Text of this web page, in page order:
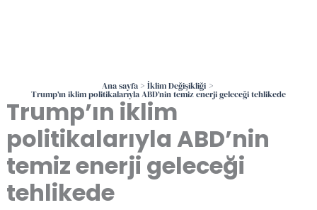
Ana sayfa İklim Değişikliği
Trump’ın iklim politikalarıyla ABD’nin temiz enerji geleceği tehlikede
Trump’ın iklim
politikalarıyla ABD’nin
temiz enerji geleceği
tehlikede